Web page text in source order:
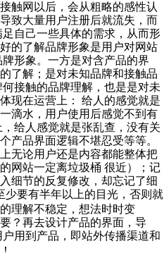
触网以后，会从粗略的感性认
致大量用户注册后就流失，而
自己一些具体的需求，从而形
的了解品牌形象是用户对网站
形象。一方是对含产品的界
了解；是对未知品牌和接触品
接触的品牌理解，也是是对未
现在运营上： 给人的感觉就是
滴水，用户使用后感觉不到有
给人感觉就是张乱查，没有关
产品界面逻辑不堪忍受等等。
无论用户还是内容都能整体把
网站一定离垃圾桶 很近）；记
细节的反复修改，却忘记了细
少要有半年以上的目光，否则就
理解不稳定，想法时时变
？再去设计产品的界面，导
用到产品，即站外传播渠道和